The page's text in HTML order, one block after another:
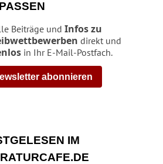
Beiträge und Infos zu
direkt und
in Ihr E-Mail-Postfach.
abonnieren
IM